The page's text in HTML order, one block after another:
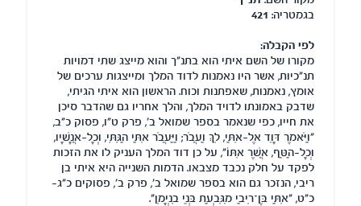
בגמטריה: 421
לפי הקבלה:
מקורו של השם איתי הוא בתנ"ך והוא מייצג שתי דמויות
תנ"כיות, אשר היו נאמנות לדוד המלך ומייצגות ערכים של
אומץ, נאמנות, שאפתנות וכוח. הראשון הוא איתי הגיתי,
שדבק באמונתו לדויד המלך, והלך אחריו גם שהדבר סיכן
את חייו, כפי שנאמר בספר שמואל ב', פרק ט"ו, פסוק כ"ב,
"וַיֹּאמֶר דָּוִד אֶל-אִתַּי, לֵךְ וַעֲבֹר; וַיַּעֲבֹר אִתַּי הַגִּתִּי, וְכָל-אֲנָשָׁיו,
וְכָל-הַטַּף, אֲשֶׁר אִתּוֹ", על כן דוד המלך העניק לו את הזכות
לפקד על חלק נכבד מצבאו. הדמות השנייה היא איתי בן
ריבי, הנזכר גם הוא בספר שמואל ב', פרק ב', פסוקים כ"ג-
כ"ט, "אִתַּי בֶּן־רִיבַי מִגִּבְעַת בְּנֵי בִנְיָמִן".